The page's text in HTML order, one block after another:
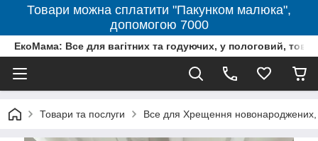
Товари можна сплатити "Пакунком малюка",
допомогою 7000
ЕкоМама: Все для вагітних та годуючих, у пологовий,
Товари та послуги Все для Хрещення новонароджених,